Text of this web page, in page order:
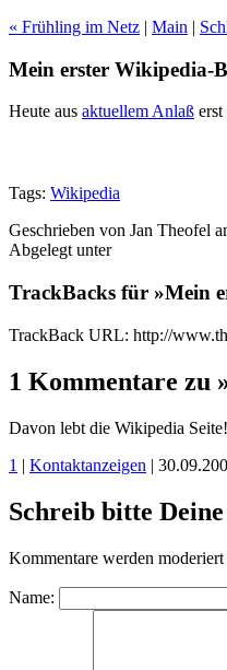
« Frühling im Netz | Main |
Mein erster Wikipedia-
Heute aus aktuellem Anlaß erst
Tags: Wikipedia
Geschrieben von Jan Theofel
Abgelegt unter
TrackBacks für »Mein
TrackBack URL: http://
1 Kommentare zu
Davon lebt die Wikipedia
1 | Kontaktanzeigen |
Schreib bitte
Kommentare werden
Name: